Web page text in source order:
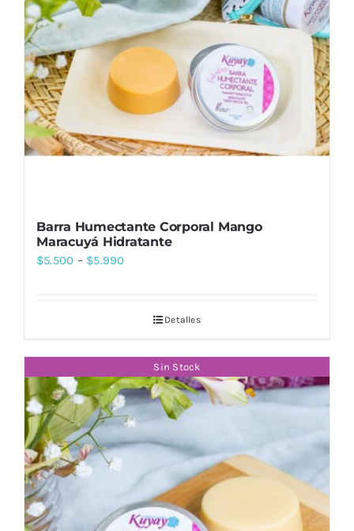
Barra Humectante Corporal Mango
Maracuyá Hidratante
$5.500 – $5.990
Detalles
Sin Stock